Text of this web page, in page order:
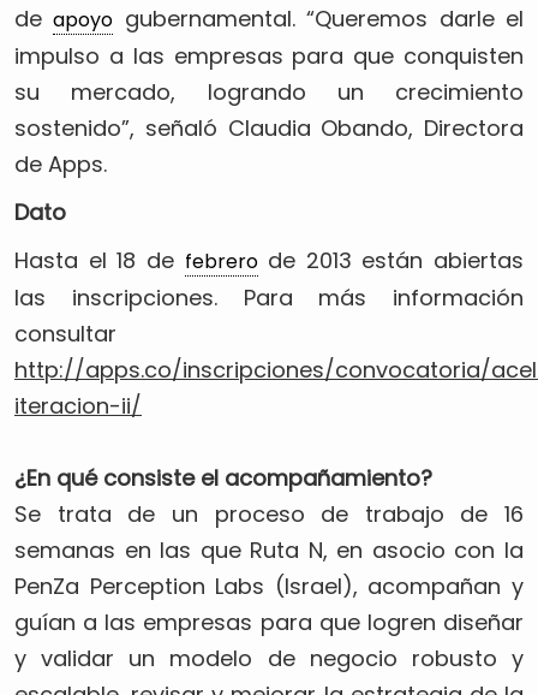
deapoyo gubernamental. “Queremos darle el
impulso a las empresas para que conquisten
su mercado, logrando un crecimiento
sostenido”, señaló Claudia Obando, Directora
de Apps.
Dato
Hasta el 18 de febrerode 2013 están abiertas
las inscripciones. Para más información
consultar
http://apps.co/inscripciones/convocatoria/
iteracion-ii/
¿En qué consiste el acompañamiento?
Se trata de un proceso de trabajo de 16
semanas en las que Ruta N, en asocio con la
PenZa Perception Labs (Israel), acompañan y
guían a las empresas para que logren diseñar
y validar un modelo de negocio robusto y